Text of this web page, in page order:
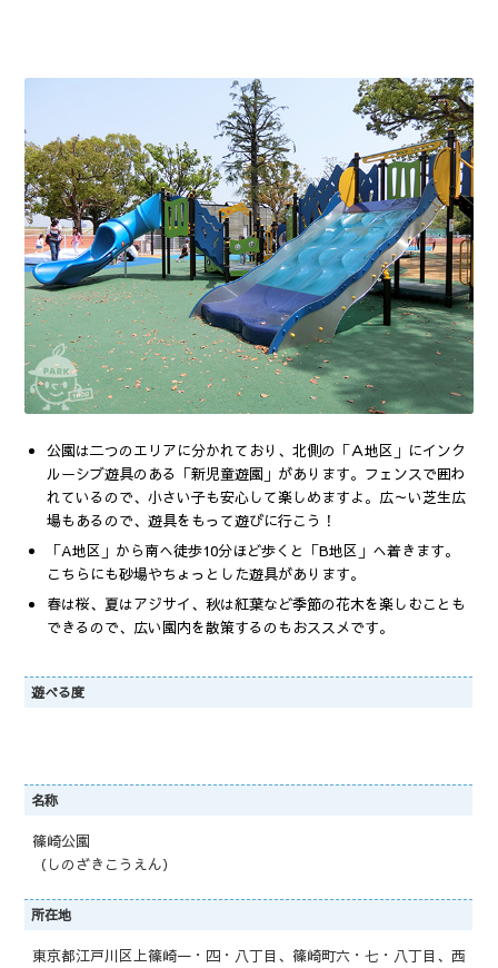
公園は二つのエリアに分かれており、北側の「Ａ地区」にインク
ルーシブ遊具のある「新児童遊園」があります。フェンスで囲わ
れているので、小さい子も安心して楽しめますよ。広～い芝生広
場もあるので、遊具をもって遊びに行こう！
「A地区」から南へ徒歩10分ほど歩くと「B地区」へ着きます。
こちらにも砂場やちょっとした遊具があります。
春は桜、夏はアジサイ、秋は紅葉など季節の花木を楽しむことも
できるので、広い園内を散策するのもおススメです。
遊べる度
名称
篠崎公園
（しのざきこうえん）
所在地
東京都江戸川区上篠崎一・四・八丁目、篠崎町六・七・八丁目、西